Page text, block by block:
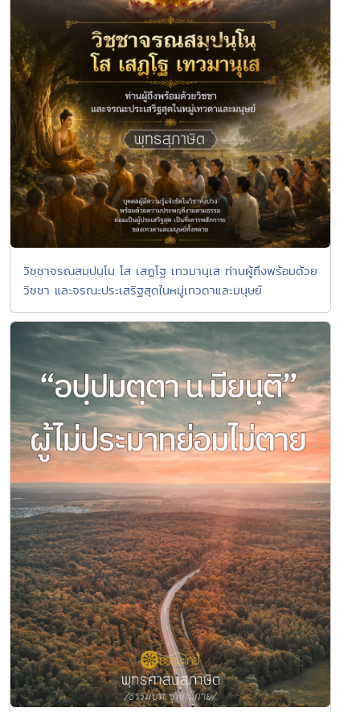
วิชฺชาจรณสมฺปนฺโน โส เสฏฺโฐ เทวมานุเส ท่านผู้ถึงพร้อมด้วย
วิชชา และจรณะประเสริฐสุดในหมู่เทวดาและมนุษย์